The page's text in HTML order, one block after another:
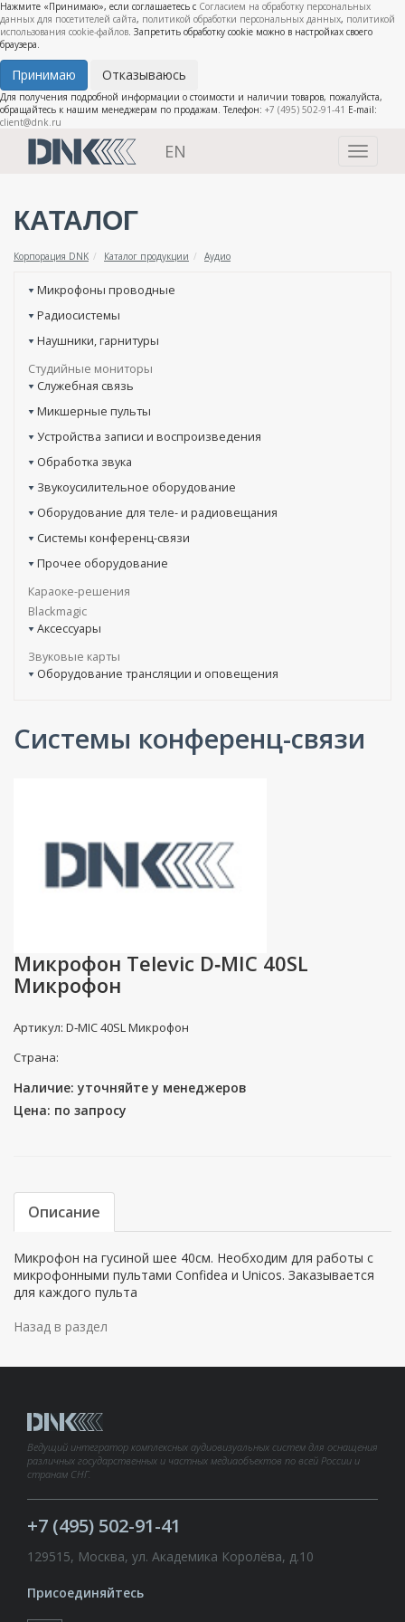
Нажмите «Принимаю», если соглашаетесь с Согласием на обработку персональных
данных для посетителей сайта, политикой обработки персональных данных, политикой
использования cookie-файлов. Запретить обработку cookie можно в настройках своего
браузера.
Принимаю Отказываюсь
Для получения подробной информации о стоимости и наличии товаров, пожалуйста,
обращайтесь к нашим менеджерам по продажам. Телефон: +7 (495) 502-91-41 E-mail:
client@dnk.ru
Toggle
EN
КАТАЛОГ
Корпорация DNK Каталог продукции Аудио
Микрофоны проводные
Радиосистемы
Наушники, гарнитуры
Студийные мониторы
Служебная связь
Микшерные пульты
Устройства записи и воспроизведения
Обработка звука
Звукоусилительное оборудование
Оборудование для теле- и радиовещания
Системы конференц-связи
Прочее оборудование
Караоке-решения
Blackmagic
Аксессуары
Звуковые карты
Оборудование трансляции и оповещения
Системы конференц-связи
Микрофон Televic D‐MIC 40SL
Микрофон
Артикул: D‐MIC 40SL Микрофон
Страна:
Наличие: уточняйте у менеджеров
Цена: по запросу
Описание
Микрофон на гусиной шее 40см. Необходим для работы с
микрофонными пультами Confidea и Unicos. Заказывается
для каждого пульта
Назад в раздел
Ведущий интегратор комплексных аудиовизуальных систем для оснащения
различных государственных и частных медиаобъектов по всей России и
странам СНГ.
+7 (495) 502-91-41
129515, Москва, ул. Академика Королёва, д.10
Присоединяйтесь